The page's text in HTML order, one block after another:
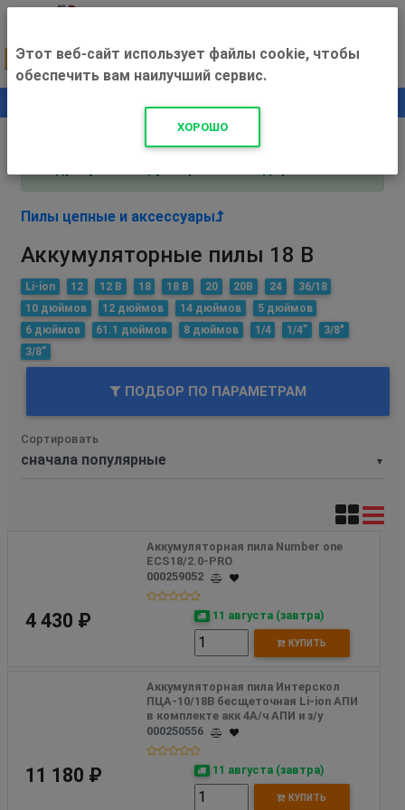
+500 ₽
Внимание! С 3 августа магазин работает по
Пилы цепные и аксессуары
Аккумуляторные пилы 18 В
Li-ion 12 12 В 18 18 В 20 20В 24
36/18
10 дюймов
12 дюймов 14 дюймов
5 дюймов
6 дюймов
61.1 дюймов 8 дюймов 1/4 1/4”
3/8"
3/8”
ПОДБОР ПО ПАРАМЕТРАМ
▼
Сортировать
Аккумуляторная пила Number one
ECS18/2.0-PRO
000259052
4 430 ₽ 11 августа (завтра)
КУПИТЬ
Аккумуляторная пила Интерскол
ПЦА-10/18В бесщеточная Li-ion АПИ
в комплекте акк 4А/ч АПИ и з/у
000250556
11 180 ₽ 11 августа (завтра)
КУПИТЬ
Этот веб-сайт использует файлы cookie, чтобы
обеспечить вам наилучший сервис.
ХОРОШО